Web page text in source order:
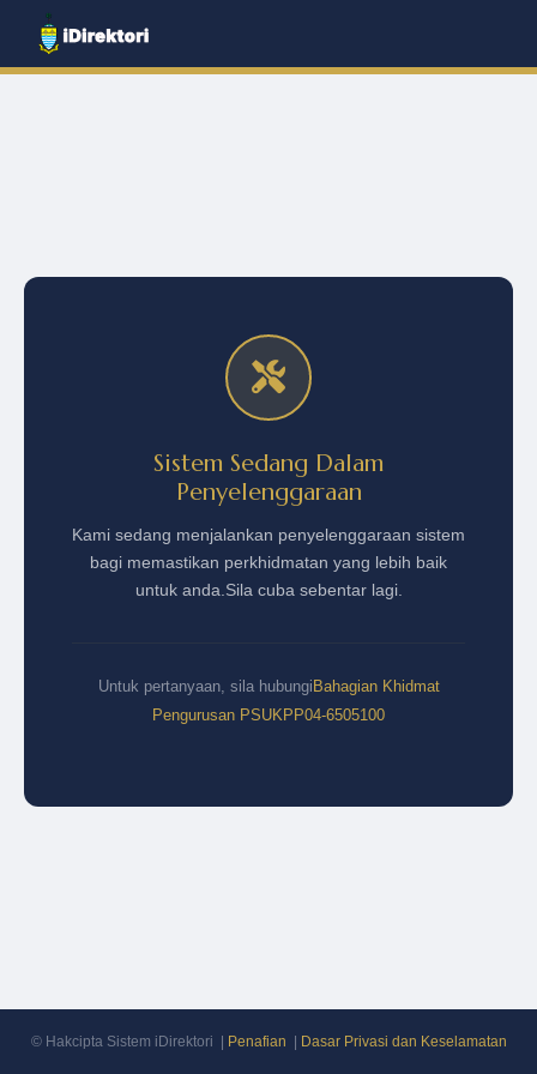
Sistem Sedang Dalam
Penyelenggaraan
Kami sedang menjalankan penyelenggaraan sistem
bagi memastikan perkhidmatan yang lebih baik
untuk anda. Sila cuba sebentar lagi.
Untuk pertanyaan, sila hubungi Bahagian Khidmat
Pengurusan PSUKPP04-6505100
© Hakcipta Sistem iDirektori | Penafian Dasar Privasi dan Keselamatan